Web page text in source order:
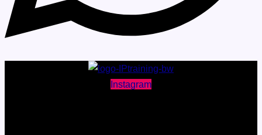
Instagram